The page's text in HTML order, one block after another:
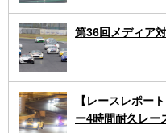
第36回メディア
【レースレポー
ー4時間耐久レー